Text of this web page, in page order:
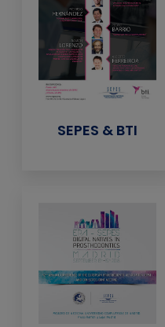
SEPES & BTI